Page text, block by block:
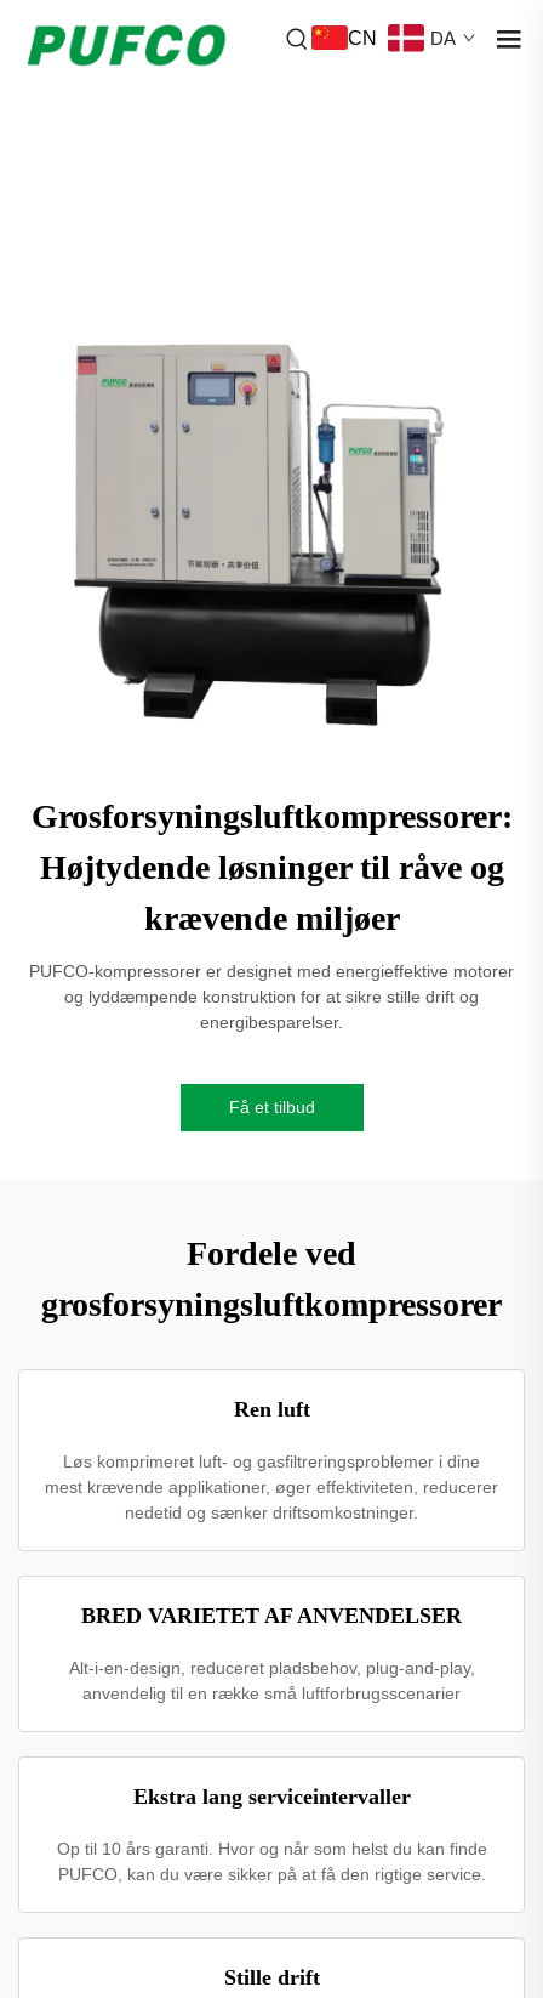
CN DA
Grosforsyningsluftkompressorer:
Højtydende løsninger til råve og
krævende miljøer
PUFCO-kompressorer er designet med energieffektive motorer
og lyddæmpende konstruktion for at sikre stille drift og
energibesparelser.
Få et tilbud
Fordele ved
grosforsyningsluftkompressorer
Ren luft
Løs komprimeret luft- og gasfiltreringsproblemer i dine
mest krævende applikationer, øger effektiviteten, reducerer
nedetid og sænker driftsomkostninger.
BRED VARIETET AF ANVENDELSER
Alt-i-en-design, reduceret pladsbehov, plug-and-play,
anvendelig til en række små luftforbrugsscenarier
Ekstra lang serviceintervaller
Op til 10 års garanti. Hvor og når som helst du kan finde
PUFCO, kan du være sikker på at få den rigtige service.
Stille drift